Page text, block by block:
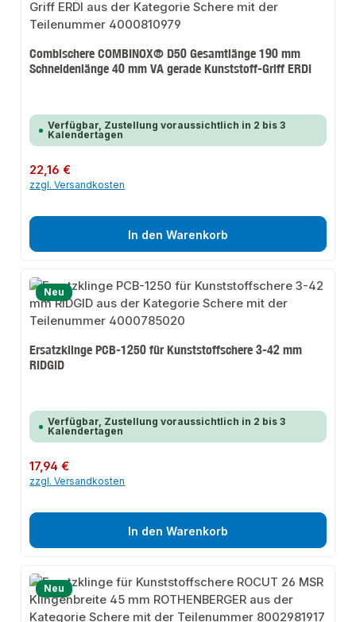
Combischere COMBINOX® D50 Gesamtlänge 190 mm
Schneidenlänge 40 mm VA gerade Kunststoff-Griff ERDI
Verfügbar, Zustellung voraussichtlich in 2 bis 3
Kalendertagen
Regulärer Preis:
22,16 €
zzgl. Versandkosten
In den Warenkorb
Neu
Ersatzklinge PCB-1250 für Kunststoffschere 3-42 mm
RIDGID
Verfügbar, Zustellung voraussichtlich in 2 bis 3
Kalendertagen
Regulärer Preis:
17,94 €
zzgl. Versandkosten
In den Warenkorb
Neu